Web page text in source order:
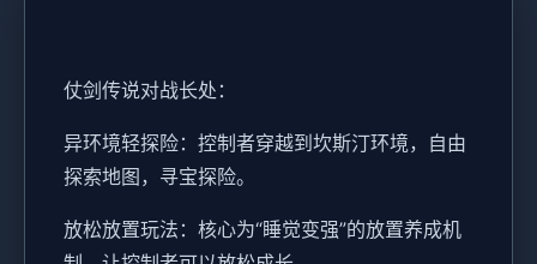
仗剑传说对战长处：
异环境轻探险：控制者穿越到坎斯汀环境，自由
探索地图，寻宝探险。
放松放置玩法：核心为“睡觉变强”的放置养成机